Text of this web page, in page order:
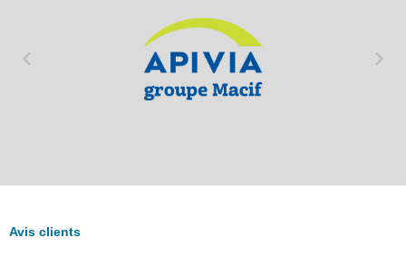
Avis clients